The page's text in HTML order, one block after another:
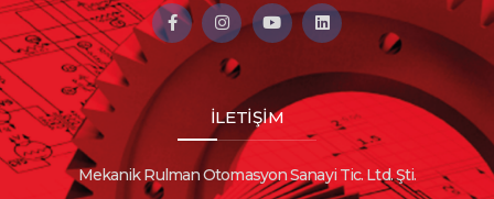
İLETİŞİM
Mekanik Rulman Otomasyon Sanayi Tic. Ltd. Şti.